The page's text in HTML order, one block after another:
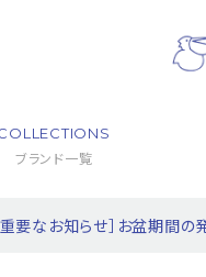
ブランド一覧
重要なお知らせ］お盆期間